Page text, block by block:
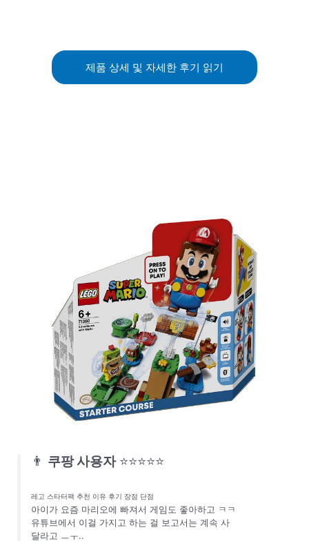
제품 상세 및 자세한 후기 읽기
👨 쿠팡 사용자 ⭐⭐⭐⭐⭐
레고 스타터팩 추천 이유 후기 장점 단점
아이가 요즘 마리오에 빠져서 게임도 좋아하고 ㅋㅋ
유튜브에서 이걸 가지고 하는 걸 보고서는 계속 사
달라고 ㅡㅜ..